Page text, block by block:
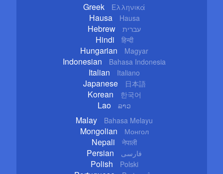
Greek Ελληνικά
Hausa Hausa
Hebrew עברית
Hindi हिन्दी
Hungarian Magyar
Indonesian Bahasa Indonesia
Italian Italiano
Japanese 日本語
Korean 한국어
Lao ລາວ
Malay Bahasa Melayu
Mongolian Монгол
Nepali नेपाली
Persian فارسی
Polish Polski